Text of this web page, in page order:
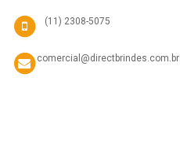
(11) 2308-5075
comercial@directbrindes.com.br